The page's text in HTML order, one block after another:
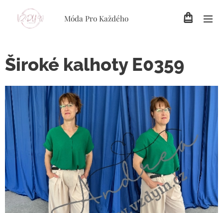
Móda Pro Každého
Široké kalhoty E0359